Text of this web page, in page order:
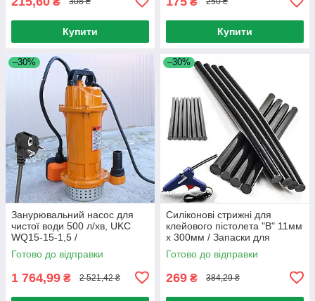
Купити Купити
–30%
Занурювальний насос для
чистої води 500 л/хв, UKC
WQ15-15-1,5 /
Занурювальний дренажний
насос
Готово до відправки
1 764,99 ₴ 2 521,42 ₴
–30%
Силіконові стрижні для
клейового пістолета "B" 11мм
x 300мм / Запаски для
термопістолета / Стрижні
клейові
Готово до відправки
269 ₴ 384,29 ₴